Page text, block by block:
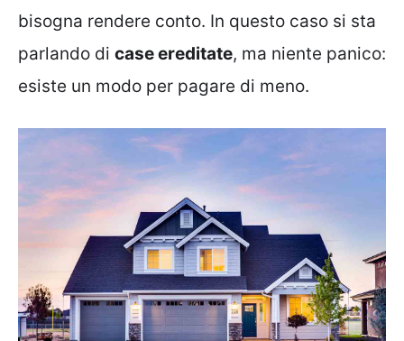
bisogna rendere conto. In questo caso si sta
parlando di case ereditate, ma niente panico:
esiste un modo per pagare di meno.